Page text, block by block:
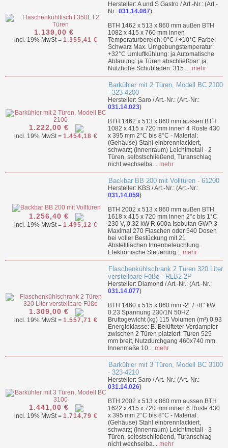
1.139,00 €
incl. 19% MwSt = 1.355,41 €
Hersteller: A und S Gastro / Art.-Nr.: (Art.-
Nr.: 031.14.067)
BTH 1462 x 513 x 860 mm außen BTH
1082 x 415 x 760 mm innen
Temperaturbereich: 0°C / +10°C Farbe:
Schwarz Max. Umgebungstemperatur:
+32°C Umluftkühlung: ja Automatische
Abtauung: ja Türen abschließbar: ja
Nutzhöhe Schubladen: 315 ... mehr
1.222,00 €
incl. 19% MwSt = 1.454,18 €
Barkühler mit 2 Türen, Modell BC 2100
- 323-4200
Hersteller: Saro / Art.-Nr.: (Art.-Nr.:
031.14.023)
BTH 1462 x 513 x 860 mm aussen BTH
1082 x 415 x 720 mm innen 4 Roste 430
x 395 mm 2°C bis 8°C - Material:
(Gehäuse) Stahl einbrennlackiert,
schwarz; (Innenraum) Leichtmetall - 2
Türen, selbstschließend, Türanschlag
nicht wechselba... mehr
1.256,40 €
incl. 19% MwSt = 1.495,12 €
Backbar BB 200 mit Volltüren - 61200
Hersteller: KBS / Art.-Nr.: (Art.-Nr.:
031.14.059)
BTH 2002 x 513 x 860 mm außen BTH
1618 x 415 x 720 mm innen 2°c bis 1°C
230 V, 0,32 kW R 600a Isobutan GWP 3
Maximal 270 Flaschen oder 540 Dosen
bei voller Bestückung mit 21
Abstellflächen Innenbeleuchtung.
Elektronische Steuerung... mehr
1.309,00 €
incl. 19% MwSt = 1.557,71 €
Flaschenkühlschrank 2 Türen 320 Liter
verstellbare Füße - RLB2-2P
Hersteller: Diamond / Art.-Nr.: (Art.-Nr.:
031.14.077)
BTH 1460 x 515 x 860 mm -2° / +8° kW
0.23 Spannung 230/1N 50HZ
Bruttogewicht (kg) 115 Volumen (m³) 0.93
Energieklasse: B. Belüfteter Verdampfer
zwischen 2 Türen platziert. Türen 525
mm breit, Nutzdurchgang 460x740 mm.
Innenmaße 10... mehr
1.441,00 €
incl. 19% MwSt = 1.714,79 €
Barkühler mit 3 Türen, Modell BC 3100
- 323-4210
Hersteller: Saro / Art.-Nr.: (Art.-Nr.:
031.14.026)
BTH 2002 x 513 x 860 mm aussen BTH
1622 x 415 x 720 mm innen 6 Roste 430
x 395 mm 2°C bis 8°C - Material:
(Gehäuse) Stahl einbrennlackiert,
schwarz; (Innenraum) Leichtmetall - 3
Türen, selbstschließend, Türanschlag
nicht wechselba... mehr